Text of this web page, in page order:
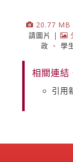
20.77
請圖片
|
政 、 學
相關連結
引用